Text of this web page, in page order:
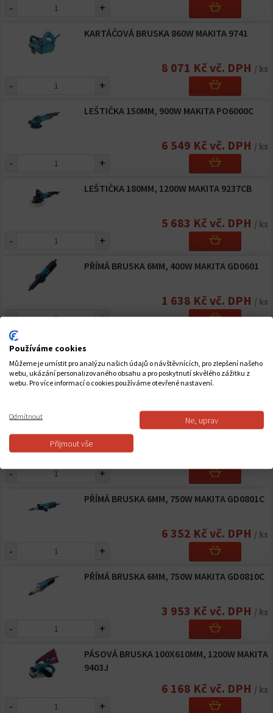
- +
KARTÁČOVÁ BRUSKA 860W MAKITA 9741
8 071 Kč vč. DPH / ks
- +
LEŠTIČKA 150MM, 900W MAKITA PO6000C
6 549 Kč vč. DPH / ks
- +
LEŠTIČKA 180MM, 1200W MAKITA 9237CB
5 683 Kč vč. DPH / ks
- +
PŘÍMÁ BRUSKA 6MM, 400W MAKITA GD0601
1 638 Kč vč. DPH / ks
- +
1 503 Kč vč. DPH
PŘÍMÁ BRUSKA 6MM, 750W MAKITA GD0800C
- +
PŘÍMÁ BRUSKA 6MM, 750W MAKITA GD0801C
6 352 Kč vč. DPH / ks
- +
PŘÍMÁ BRUSKA 6MM, 750W MAKITA GD0810C
3 953 Kč vč. DPH / ks
- +
PÁSOVÁ BRUSKA 100X610MM, 1200W MAKITA
9403J
6 168 Kč vč. DPH / ks
- +
Používáme cookies
Můžeme je umístit pro analýzu našich údajů o návštěvnících, pro zlepšení našeho
webu, ukázání personalizovaného obsahu a pro poskytnutí skvělého zážitku z
webu. Pro více informací o cookies používáme otevřené nastavení.
Odmítnout Ne, uprav
Přijmout vše